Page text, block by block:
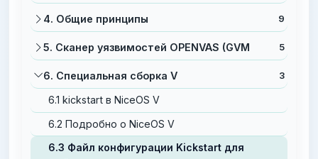
4. Общие принципы 9
5. Сканер уязвимостей OPENVAS (GVM 5
6. Специальная сборка V 3
6.1 kickstart в NiceOS V
6.2 Подробно о NiceOS V
6.3 Файл конфигурации Kickstart для